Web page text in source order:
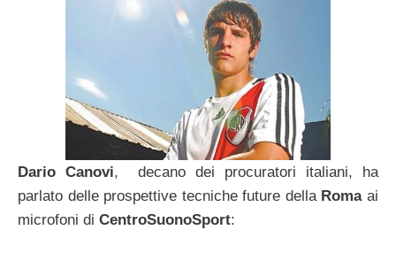
Dario Canovi, decano dei procuratori italiani, ha
parlato delle prospettive tecniche future della Romaai
microfoni di CentroSuonoSport: